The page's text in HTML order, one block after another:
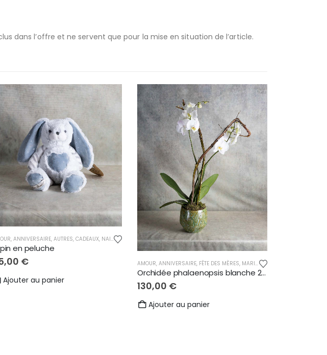
dans l’offre et ne servent que pour la mise en situation de l’article.
MARIAGE
, ANNIVERSAIRE, AUTRES, CADEAUX, NAISSANCE PELUCHES
en peluche
€
Ajouter au panier
AMOUR, ANNIVERSAIRE, FÊTE DES MÈRES, MARIAGE ,
Orchidée phalaenopsis blanche 2 tiges
130,00 €
Ajouter au panier